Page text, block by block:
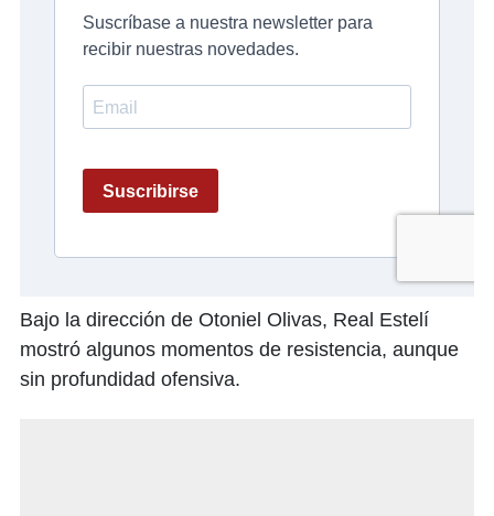
Bajo la dirección de Otoniel Olivas, Real Estelí
mostró algunos momentos de resistencia, aunque
sin profundidad ofensiva.